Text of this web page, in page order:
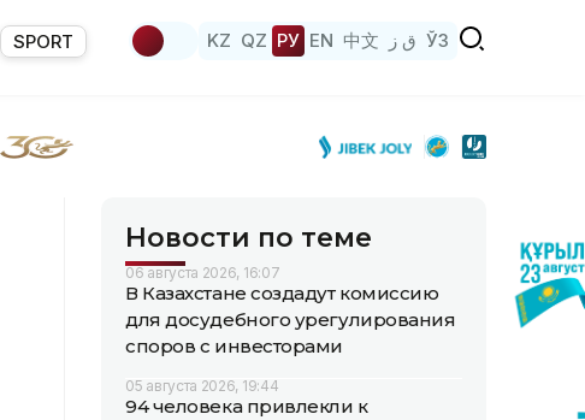
SPORT KZ QZ РУ EN 中文 ق ز ЎЗ
Новости по теме
06 августа 2026, 16:07
В Казахстане создадут комиссию
для досудебного урегулирования
споров с инвесторами
05 августа 2026, 19:44
94 человека привлекли к